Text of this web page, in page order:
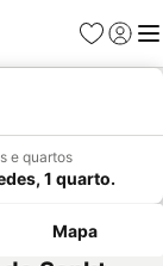
Favoritos
Iniciar
e quartos
1 quarto.
Mapa